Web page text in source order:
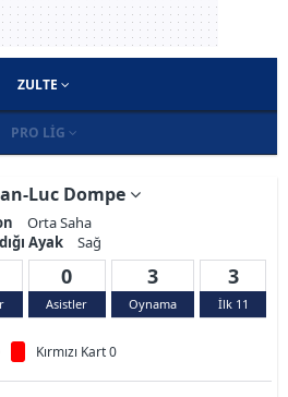
ZULTE
PRO LIG
Luc Dompe
Orta Saha
Ayak
Sağ
0
Asistler
3
Oynama
3
İlk 11
Kırmızı Kart 0